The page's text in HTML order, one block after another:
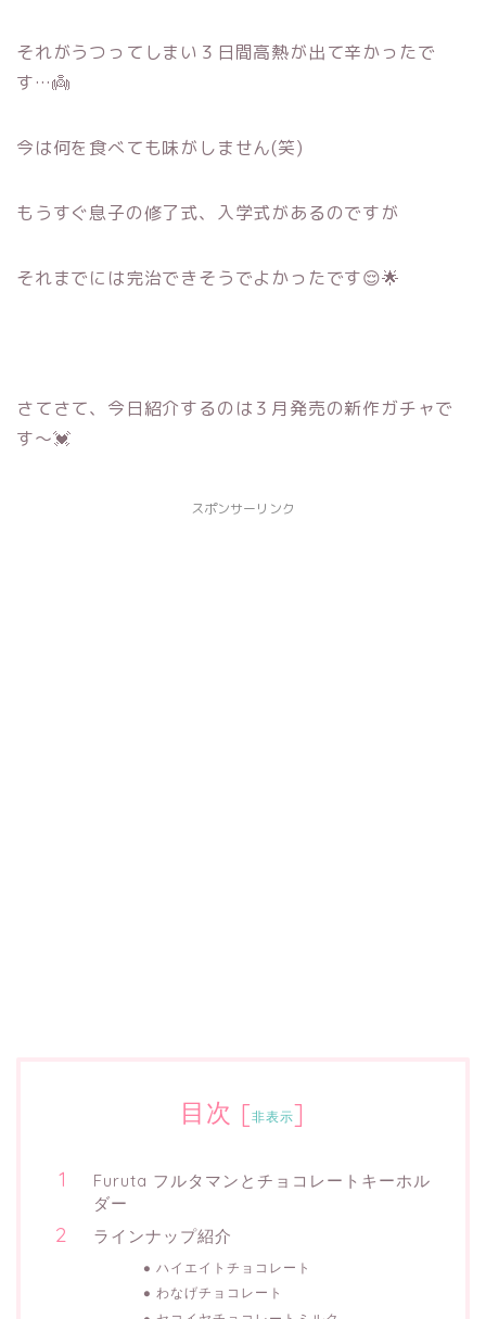
それがうつってしまい３日間高熱が出て辛かったで
す…👼
今は何を食べても味がしません(笑)
もうすぐ息子の修了式、入学式があるのですが
それまでには完治できそうでよかったです😌🌟
さてさて、今日紹介するのは３月発売の新作ガチャで
す～💓
スポンサーリンク
目次 [非表示]
Furuta フルタマンとチョコレートキーホル
ダー
ラインナップ紹介
ハイエイトチョコレート
わなげチョコレート